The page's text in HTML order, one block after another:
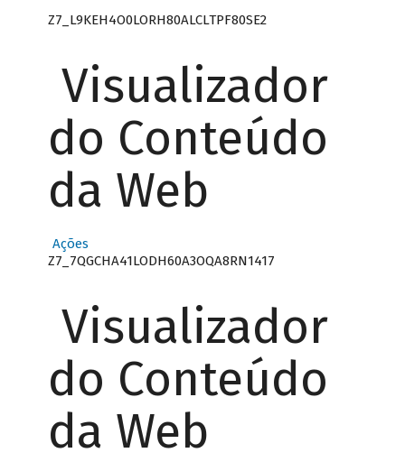
Z7_L9KEH4O0LORH80ALCLTPF80SE2
Visualizador
do Conteúdo
da Web
Ações
Z7_7QGCHA41LODH60A3OQA8RN1417
Visualizador
do Conteúdo
da Web